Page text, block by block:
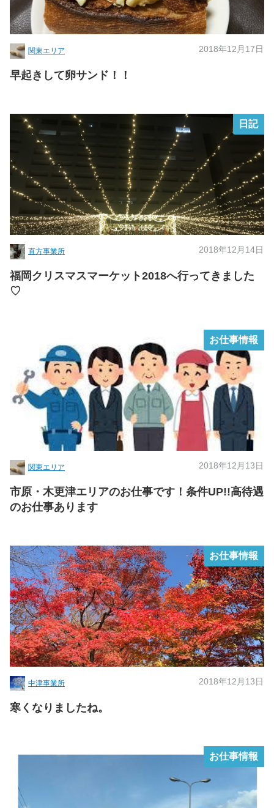
関東エリア 2018年12月17日
早起きして卵サンド！！
日記
直方事業所 2018年12月14日
福岡クリスマスマーケット2018へ行ってきました
♡
お仕事情報
関東エリア 2018年12月13日
市原・木更津エリアのお仕事です！条件UP!!高待遇
のお仕事あります
お仕事情報
中津事業所 2018年12月13日
寒くなりましたね。
お仕事情報